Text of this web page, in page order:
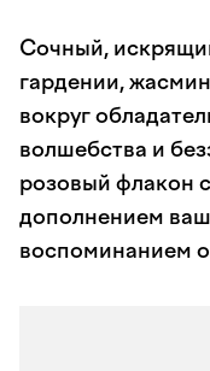
Сочный,
гардении,
вокруг
волшебства и
розовый флакон
дополнением
воспоминанием